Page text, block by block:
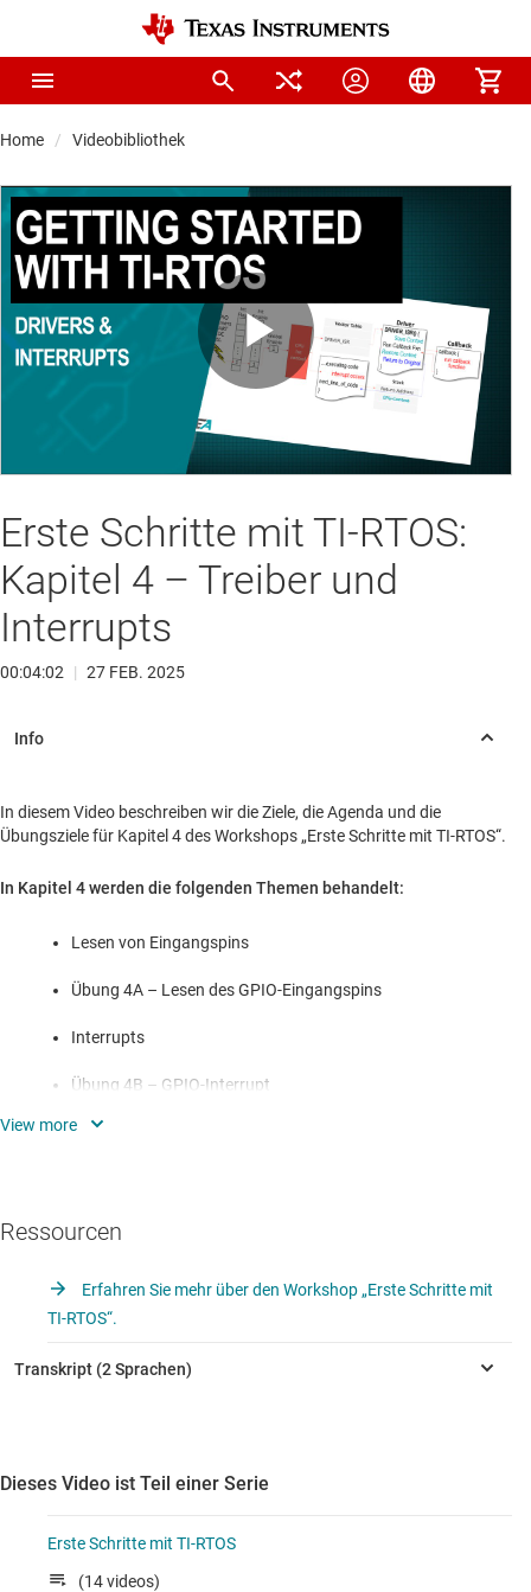
Home Videobibliothek
Play
Video
Erste Schritte mit TI-RTOS:
Kapitel 4 – Treiber und
Interrupts
00:04:02 | 27 FEB. 2025
In diesem Video beschreiben wir die Ziele, die Agenda und die
Übungsziele für Kapitel 4 des Workshops „Erste Schritte mit TI-RTOS“.
In Kapitel 4 werden die folgenden Themen behandelt:
Lesen von Eingangspins
Übung 4A – Lesen des GPIO-Eingangspins
Interrupts
Übung 4B – GPIO-Interrupt
Timer-Interrupts
Ressourcen
Erfahren Sie mehr über den Workshop „Erste Schritte mit
TI-RTOS“.
Dieses Video ist Teil einer Serie
Erste Schritte mit TI-RTOS
(14 videos)